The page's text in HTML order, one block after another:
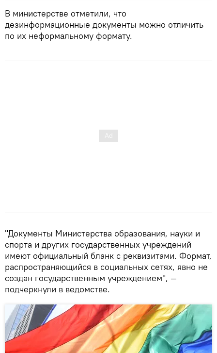
В министерстве отметили, что
дезинформационные документы можно отличить
по их неформальному формату.
"Документы Министерства образования, науки и
спорта и других государственных учреждений
имеют официальный бланк с реквизитами. Формат,
распространяющийся в социальных сетях, явно не
создан государственным учреждением", —
подчеркнули в ведомстве.